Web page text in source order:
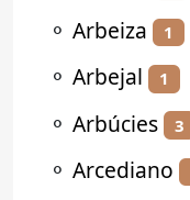
⚬ Arbeiza 1
⚬ Arbejal 1
⚬ Arbúcies 3
⚬ Arcediano